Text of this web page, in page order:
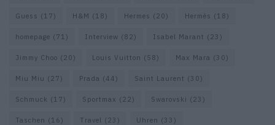
Guess (17) H&M (18) Hermes (20) Hermès (18)
homepage (71) Interview (82) Isabel Marant (23)
Jimmy Choo (20) Louis Vuitton (58) Max Mara (30)
Miu Miu (27) Prada (44) Saint Laurent (30)
Schmuck (17) Sportmax (22) Swarovski (23)
Taschen (16) Travel (23) Uhren (33)